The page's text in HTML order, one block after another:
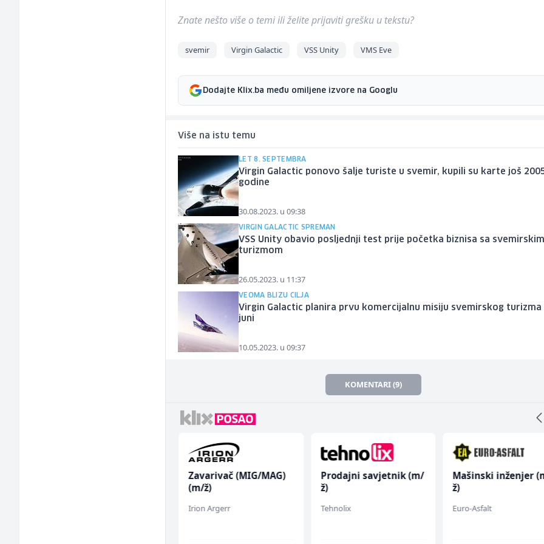
Znate nešto više o temi ili želite prijaviti grešku u tekstu?
svemir Virgin Galactic VSS Unity VMS Eve
Dodajte Klix.ba među omiljene izvore na Googlu
Više na istu temu
LET 8. SEPTEMBRA
Virgin Galactic ponovo šalje turiste u svemir, kupili su karte još
godine
30.08.2023. u 09:38
VIRGIN GALACTIC SPREMAN
VSS Unity obavio posljednji test prije početka biznisa sa
turizmom
26.05.2023. u 11:37
VEOMA BLIZU CILJA
Virgin Galactic planira prvu komercijalnu misiju svemirskog turizma
juni
10.05.2023. u 09:37
KOMENTARI (9)
Zavarivač (MIG/MAG)
(m/ž)
Irion Argerr
Prodajni savjetnik (m/
ž)
Tehnolix
Mašinski inženjer
ž)
Euro-Asfalt